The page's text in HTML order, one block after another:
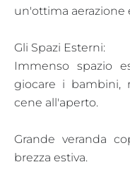
un'ottima aerazione
Gli Spazi Esterni:
Immenso spazio
giocare i bambini,
cene all'aperto.
Grande veranda
brezza estiva.